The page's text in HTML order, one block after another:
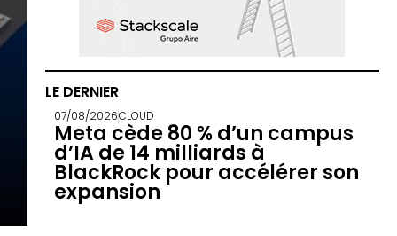
LE DERNIER
07/08/2026CLOUD
Meta cède 80 % d’un campus
d’IA de 14 milliards à
BlackRock pour accélérer son
expansion